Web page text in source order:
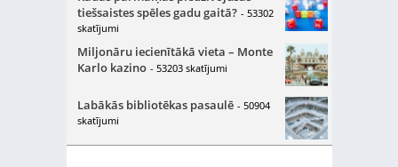
tiešsaistes spēles gadu gaitā? - 53302
skatījumi
Miljonāru iecienītākā vieta – Monte
Karlo kazino - 53203 skatījumi
Labākās bibliotēkas pasaulē - 50904
skatījumi